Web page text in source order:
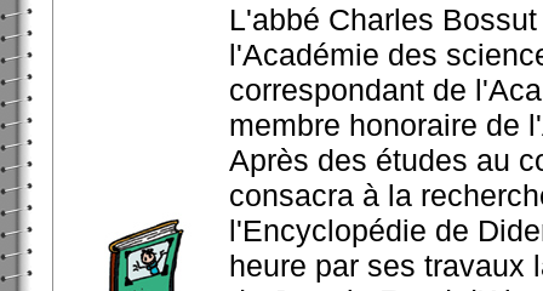
L'abbé Charles
l'Académie des
correspondant de
membre honoraire de
Après des études au
consacra à la
l'Encyclopédie de
heure par ses travaux